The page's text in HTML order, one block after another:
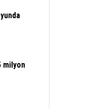
milyon